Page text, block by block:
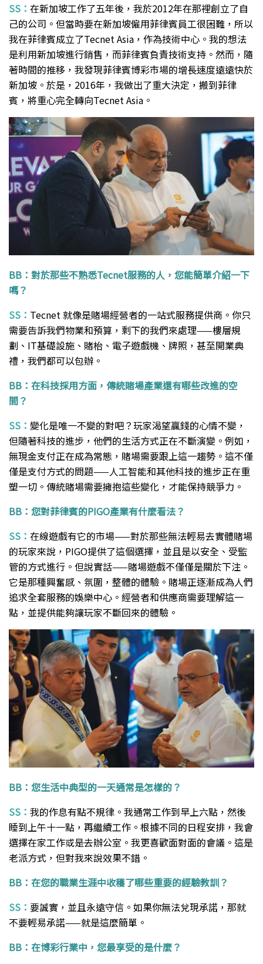
SS： 在新加坡工作了五年後，我於2012年在那裡創立了自
己的公司。但當時要在新加坡僱用菲律賓員工很困難，所以
我在菲律賓成立了Tecnet Asia，作為技術中心。我的想法
是利用新加坡進行銷售，而菲律賓負責技術支持。然而，隨
著時間的推移，我發現菲律賓博彩市場的增長速度遠遠快於
新加坡。於是，2016年，我做出了重大決定，搬到菲律
賓，將重心完全轉向Tecnet Asia。
BB：對於那些不熟悉Tecnet服務的人，您能簡單介紹一下
嗎？
SS： Tecnet 就像是賭場經營者的一站式服務提供商。你只
需要告訴我們物業和預算，剩下的我們來處理——樓層規
劃、IT基礎設施、賭枱、電子遊戲機、牌照，甚至開業典
禮，我們都可以包辦。
BB：在科技採用方面，傳統賭場產業還有哪些改進的空
間？
SS： 變化是唯一不變的對吧？玩家渴望贏錢的心情不變，
但隨著科技的進步，他們的生活方式正在不斷演變。例如，
無現金支付正在成為常態，賭場需要跟上這一趨勢。這不僅
僅是支付方式的問題——人工智能和其他科技的進步正在重
塑一切。傳統賭場需要擁抱這些變化，才能保持競爭力。
BB：您對菲律賓的PIGO產業有什麼看法？
SS： 在線遊戲有它的市場——對於那些無法輕易去實體賭場
的玩家來說，PIGO提供了這個選擇，並且是以安全、受監
管的方式進行。但說實話——賭場遊戲不僅僅是關於下注。
它是那種興奮感、氛圍，整體的體驗。賭場正逐漸成為人們
追求全套服務的娛樂中心。經營者和供應商需要理解這一
點，並提供能夠讓玩家不斷回來的體驗。
BB：您生活中典型的一天通常是怎樣的？
SS： 我的作息有點不規律。我通常工作到早上六點，然後
睡到上午十一點，再繼續工作。根據不同的日程安排，我會
選擇在家工作或是去辦公室。我更喜歡面對面的會議。這是
老派方式，但對我來說效果不錯。
BB：在您的職業生涯中收穫了哪些重要的經驗教訓？
SS： 要誠實，並且永遠守信。如果你無法兌現承諾，那就
不要輕易承諾——就是這麼簡單。
BB：在博彩行業中，您最享受的是什麼？